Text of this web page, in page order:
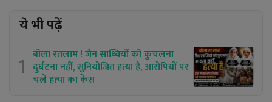
ये भी पढ़ें
1 बोला रतलाम ! जैन साध्वियों को कुचलना
दुर्घटना नहीं, सुनियोजित हत्या है, आरोपियों पर
चले हत्या का केस